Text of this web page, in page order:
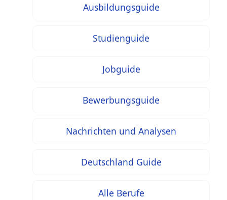
Ausbildungsguide
Studienguide
Jobguide
Bewerbungsguide
Nachrichten und Analysen
Deutschland Guide
Alle Berufe